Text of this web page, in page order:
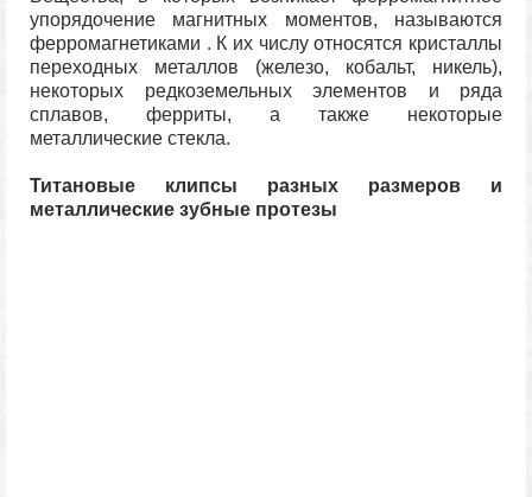
упорядочение магнитных моментов, называются
ферромагнетиками . К их числу относятся кристаллы
переходных металлов (железо, кобальт, никель),
некоторых редкоземельных элементов и ряда
сплавов, ферриты, а также некоторые
металлические стекла.
Титановые клипсы разных размеров и
металлические зубные протезы